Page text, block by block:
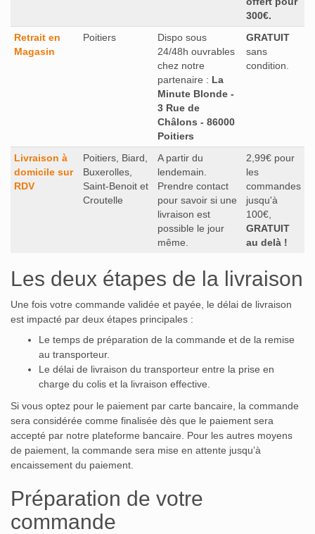
300€.
Retrait en
Magasin
Poitiers
Dispo sous
24/48h ouvrables
chez notre
partenaire : La
Minute Blonde -
3 Rue de
Châlons - 86000
Poitiers
GRATUIT
sans
condition.
Livraison à
domicile sur
RDV
Poitiers, Biard,
Buxerolles,
Saint-Benoit et
Croutelle
A partir du
lendemain.
Prendre contact
pour savoir si une
livraison est
possible le jour
même.
2,99€ pour
les
commandes
jusqu'à
100€,
GRATUIT
au delà !
Les deux étapes de la livraison
Une fois votre commande validée et payée, le délai de livraison
est impacté par deux étapes principales :
Le temps de préparation de la commande et de la remise
au transporteur.
Le délai de livraison du transporteur entre la prise en
charge du colis et la livraison effective.
Si vous optez pour le paiement par carte bancaire, la commande
sera considérée comme finalisée dès que le paiement sera
accepté par notre plateforme bancaire. Pour les autres moyens
de paiement, la commande sera mise en attente jusqu’à
encaissement du paiement.
Préparation de votre
commande